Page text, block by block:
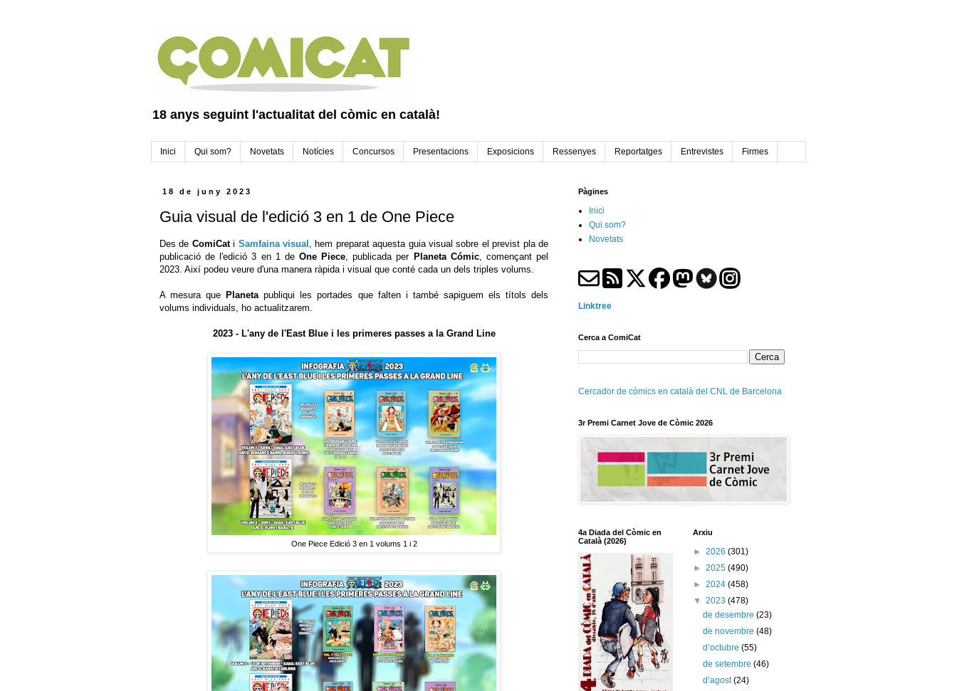
18 anys seguint l'actualitat del còmic en català!
Inici Qui som? Novetats Notícies Concursos Presentacions Exposicions Ressenyes Reportatges Entrevistes Firmes
18 de juny 2023
Guia visual de l'edició 3 en 1 de One Piece
Des de ComiCati Samfaina visual , hem preparat aquesta guia visual sobre el previst pla de
publicació de l'edició 3 en 1 de One Piece, publicada per Planeta Cómic, començant pel
2023. Així podeu veure d'una manera ràpida i visual que conté cada un dels triples volums.
A mesura que Planetapubliqui les portades que falten i també sapiguem els títols dels
volums individuals, ho actualitzarem.
2023 - L'any de l'East Blue i les primeres passes a la Grand Line
One Piece Edició 3 en 1 volums 1 i 2
Pàgines
Inici
Qui som?
Novetats
Linktree
Cerca a ComiCat
Cercador de còmics en català del CNL de Barcelona
3r Premi Carnet Jove de Còmic 2026
4a Diada del Còmic en
Català (2026)
Arxiu
► 2026 (301)
► 2025 (490)
► 2024 (458)
▼ 2023 (478)
de desembre(23)
de novembre(48)
d’octubre(55)
de setembre(46)
d’agost(24)